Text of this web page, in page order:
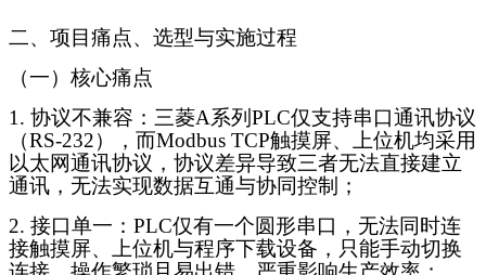
二、项目痛点、选型与实施过程
（一）核心痛点
1. 协议不兼容：三菱A系列PLC仅支持串口通讯协议
（RS-232），而Modbus TCP触摸屏、上位机均采用
以太网通讯协议，协议差异导致三者无法直接建立
通讯，无法实现数据互通与协同控制；
2. 接口单一：PLC仅有一个圆形串口，无法同时连
接触摸屏、上位机与程序下载设备，只能手动切换